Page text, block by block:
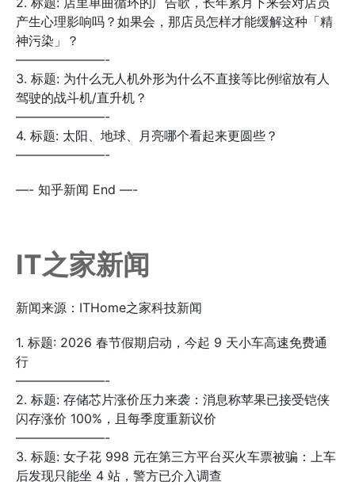
产生心理影响吗？如果会，那店员怎样才能缓解这种「精
神污染」？
———————-
3. 标题: 为什么无人机外形为什么不直接等比例缩放有人
驾驶的战斗机/直升机？
———————-
4. 标题: 太阳、地球、月亮哪个看起来更圆些？
———————-
—- 知乎新闻 End —-
IT之家新闻
新闻来源：ITHome之家科技新闻
1. 标题: 2026 春节假期启动，今起 9 天小车高速免费通
行
———————-
2. 标题: 存储芯片涨价压力来袭：消息称苹果已接受铠侠
闪存涨价 100%，且每季度重新议价
———————-
3. 标题: 女子花 998 元在第三方平台买火车票被骗：上车
后发现只能坐 4 站，警方已介入调查